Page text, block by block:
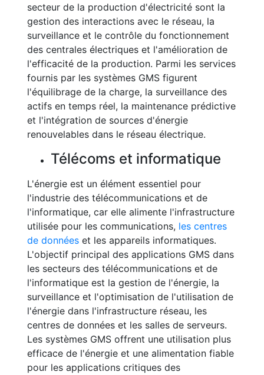
secteur de la production d'électricité sont la
gestion des interactions avec le réseau, la
surveillance et le contrôle du fonctionnement
des centrales électriques et l'amélioration de
l'efficacité de la production. Parmi les services
fournis par les systèmes GMS figurent
l'équilibrage de la charge, la surveillance des
actifs en temps réel, la maintenance prédictive
et l'intégration de sources d'énergie
renouvelables dans le réseau électrique.
Télécoms et informatique
L'énergie est un élément essentiel pour
l'industrie des télécommunications et de
l'informatique, car elle alimente l'infrastructure
utilisée pour les communications, les centres
de données et les appareils informatiques.
L'objectif principal des applications GMS dans
les secteurs des télécommunications et de
l'informatique est la gestion de l'énergie, la
surveillance et l'optimisation de l'utilisation de
l'énergie dans l'infrastructure réseau, les
centres de données et les salles de serveurs.
Les systèmes GMS offrent une utilisation plus
efficace de l'énergie et une alimentation fiable
pour les applications critiques des